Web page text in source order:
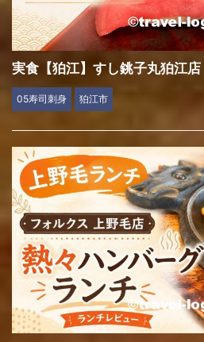
実食【狛江】すし銚子丸狛江店
05寿司刺身 狛江市